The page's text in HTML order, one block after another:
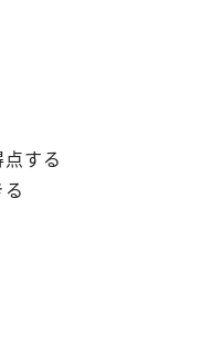
する